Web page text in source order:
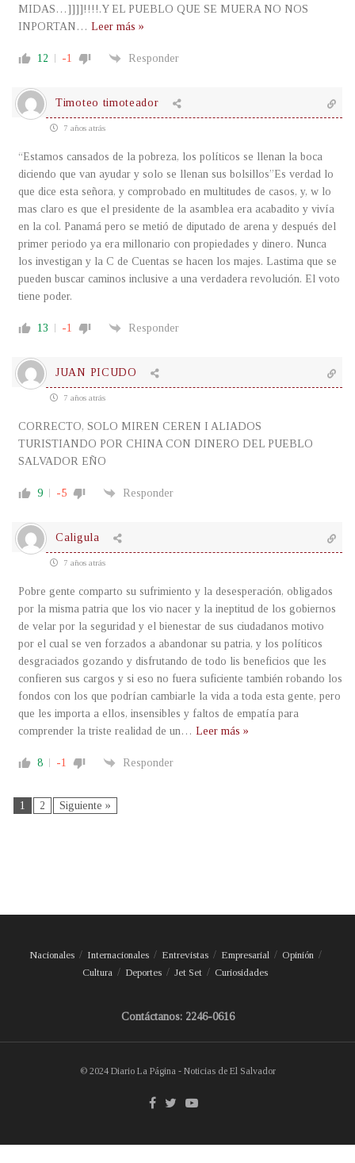
MIDAS…]]]]!!!!.Y EL PUEBLO QUE SE MUERA NO NOS
INPORTAN … Leer más »
12 -1 Responder
Timoteo timoteador
7 años atrás
“Estamos cansados de la pobreza, los políticos se llenan la boca
diciendo que van ayudar y solo se llenan sus bolsillos”Es verdad lo
que dice esta señora, y comprobado en multitudes de casos, y, w lo
mas claro es que el presidente de la asamblea era acabadito y vivía
en la col. Panamá pero se metió de diputado de arena y después del
primer periodo ya era millonario con propiedades y dinero. Nunca
los investigan y la C de Cuentas se hacen los majes. Lastima que se
pueden buscar caminos inclusive a una verdadera revolución. El voto
tiene poder.
13 -1 Responder
JUAN PICUDO
7 años atrás
CORRECTO, SOLO MIREN CEREN I ALIADOS
TURISTIANDO POR CHINA CON DINERO DEL PUEBLO
SALVADOR EÑO
9 -5 Responder
Caligula
7 años atrás
Pobre gente comparto su sufrimiento y la desesperación, obligados
por la misma patria que los vio nacer y la ineptitud de los gobiernos
de velar por la seguridad y el bienestar de sus ciudadanos motivo
por el cual se ven forzados a abandonar su patria, y los políticos
desgraciados gozando y disfrutando de todo lis beneficios que les
confieren sus cargos y si eso no fuera suficiente también robando los
fondos con los que podrían cambiarle la vida a toda esta gente, pero
que les importa a ellos, insensibles y faltos de empatía para
comprender la triste realidad de un … Leer más »
8 -1 Responder
1 2 Siguiente »
Nacionales Internacionales Entrevistas Empresarial
Opinión
Cultura
Deportes Jet Set Curiosidades
Contáctanos: 2246-0616
© 2024 Diario La Página - Noticias de El Salvador